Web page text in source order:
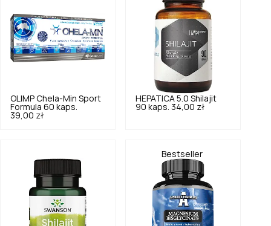
OLIMP Chela-Min Sport
Formula 60 kaps.
39,00 zł
HEPATICA 5.0 Shilajit
90 kaps. 34,00 zł
Bestseller